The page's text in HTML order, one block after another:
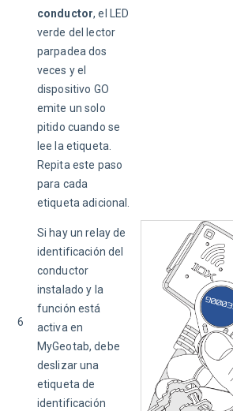
6
conductor, el LED
verde del lector
parpadea dos
veces y el
dispositivo GO
emite un solo
pitido cuando se
lee la etiqueta.
Repita este paso
para cada
etiqueta adicional.
Si hay un relay de
identificación del
conductor
instalado y la
función está
activa en
MyGeotab, debe
deslizar una
etiqueta de
identificación